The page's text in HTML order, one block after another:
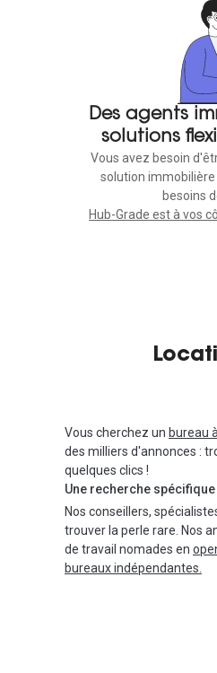
Des agents
solutions
Vous avez besoin
solution
besoins
Hub-Grade est à vos
Vous cherchez un bureau
des milliers d'annonces :
quelques clics !
Une recherche
Nos conseillers,
trouver la perle rare. Nos
de travail nomades en
bureaux indépendantes.